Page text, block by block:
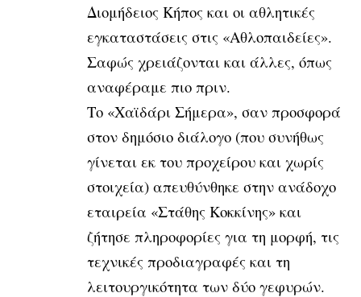
Διομήδειος Κήπος και οι αθλητικές
εγκαταστάσεις στις «Αθλοπαιδείες».
Σαφώς χρειάζονται και άλλες, όπως
αναφέραμε πιο πριν.
Το «Χαϊδάρι Σήμερα», σαν προσφορά
στον δημόσιο διάλογο (που συνήθως
γίνεται εκ του προχείρου και χωρίς
στοιχεία) απευθύνθηκε στην ανάδοχο
εταιρεία «Στάθης Κοκκίνης» και
ζήτησε πληροφορίες για τη μορφή, τις
τεχνικές προδιαγραφές και τη
λειτουργικότητα των δύο γεφυρών.